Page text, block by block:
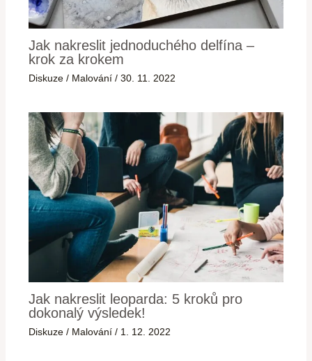
Jak nakreslit jednoduchého delfína –
krok za krokem
Diskuze / Malování /30. 11. 2022
Jak nakreslit leoparda: 5 kroků pro
dokonalý výsledek!
Diskuze / Malování / 1. 12. 2022